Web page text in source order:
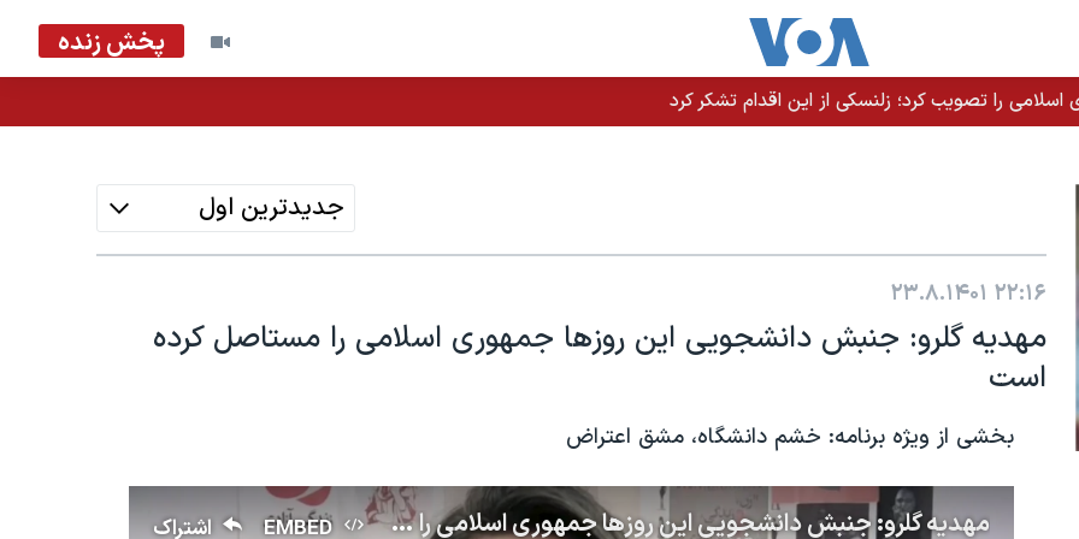
پخش زنده
را تصویب کرد؛ زلنسکی از این اقدام تشکر کرد
جدیدترین اول
۲۲:۱۶ ۲۳.۸.۱۴۰۱
مهدیه گلرو: جنبش دانشجویی این روزها جمهوری اسلامی را مستاصل کرده
است
بخشی از ویژه برنامه: خشم دانشگاه، مشق اعتراض
EMBED اشتراک مهدیه گلرو: جنبش دانشجویی این روزها جمهوری اسلامی را مستاصل کرده است